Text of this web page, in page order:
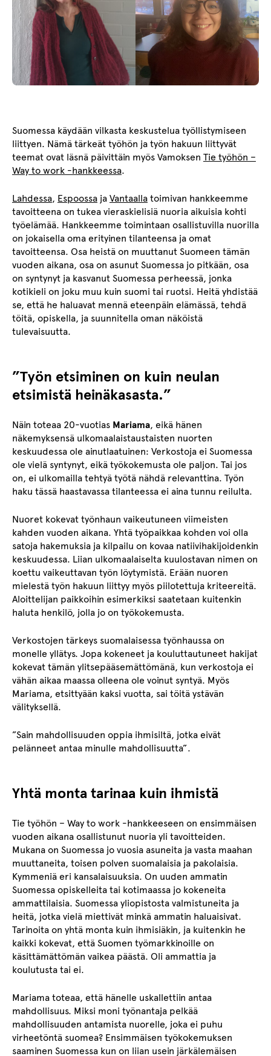
Suomessa käydään vilkasta keskustelua työllistymiseen
liittyen. Nämä tärkeät työhön ja työn hakuun liittyvät
teemat ovat läsnä päivittäin myös Vamoksen Tie työhön –
Way to work -hankkeessa.
Lahdessa, Espoossa ja Vantaalla toimivan hankkeemme
tavoitteena on tukea vieraskielisiä nuoria aikuisia kohti
työelämää. Hankkeemme toimintaan osallistuvilla nuorilla
on jokaisella oma erityinen tilanteensa ja omat
tavoitteensa. Osa heistä on muuttanut Suomeen tämän
vuoden aikana, osa on asunut Suomessa jo pitkään, osa
on syntynyt ja kasvanut Suomessa perheessä, jonka
kotikieli on joku muu kuin suomi tai ruotsi. Heitä yhdistää
se, että he haluavat mennä eteenpäin elämässä, tehdä
töitä, opiskella, ja suunnitella oman näköistä
tulevaisuutta.
”Työn etsiminen on kuin neulan
etsimistä heinäkasasta.”
Näin toteaa 20-vuotias Mariama, eikä hänen
näkemyksensä ulkomaalaistaustaisten nuorten
keskuudessa ole ainutlaatuinen: Verkostoja ei Suomessa
ole vielä syntynyt, eikä työkokemusta ole paljon. Tai jos
on, ei ulkomailla tehtyä työtä nähdä relevanttina. Työn
haku tässä haastavassa tilanteessa ei aina tunnu reilulta.
Nuoret kokevat työnhaun vaikeutuneen viimeisten
kahden vuoden aikana. Yhtä työpaikkaa kohden voi olla
satoja hakemuksia ja kilpailu on kovaa natiivihakijoidenkin
keskuudessa. Liian ulkomaalaiselta kuulostavan nimen on
koettu vaikeuttavan työn löytymistä. Erään nuoren
mielestä työn hakuun liittyy myös piilotettuja kriteereitä.
Aloittelijan paikkoihin esimerkiksi saatetaan kuitenkin
haluta henkilö, jolla jo on työkokemusta.
Verkostojen tärkeys suomalaisessa työnhaussa on
monelle yllätys. Jopa kokeneet ja kouluttautuneet hakijat
kokevat tämän ylitsepääsemättömänä, kun verkostoja ei
vähän aikaa maassa olleena ole voinut syntyä. Myös
Mariama, etsittyään kaksi vuotta, sai töitä ystävän
välityksellä.
”Sain mahdollisuuden oppia ihmisiltä, jotka eivät
pelänneet antaa minulle mahdollisuutta”.
Yhtä monta tarinaa kuin ihmistä
Tie työhön – Way to work -hankkeeseen on ensimmäisen
vuoden aikana osallistunut nuoria yli tavoitteiden.
Mukana on Suomessa jo vuosia asuneita ja vasta maahan
muuttaneita, toisen polven suomalaisia ja pakolaisia.
Kymmeniä eri kansalaisuuksia. On uuden ammatin
Suomessa opiskelleita tai kotimaassa jo kokeneita
ammattilaisia. Suomessa yliopistosta valmistuneita ja
heitä, jotka vielä miettivät minkä ammatin haluaisivat.
Tarinoita on yhtä monta kuin ihmisiäkin, ja kuitenkin he
kaikki kokevat, että Suomen työmarkkinoille on
käsittämättömän vaikea päästä. Oli ammattia ja
koulutusta tai ei.
Mariama toteaa, että hänelle uskallettiin antaa
mahdollisuus. Miksi moni työnantaja pelkää
mahdollisuuden antamista nuorelle, joka ei puhu
virheetöntä suomea? Ensimmäisen työkokemuksen
saaminen Suomessa kun on liian usein järkälemäisen